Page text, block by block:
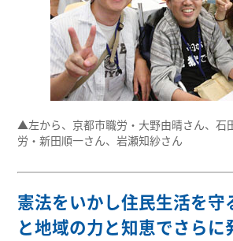
▲左から、京都市職労・大野由晴さん、石
労・新田順一さん、岩瀬知紗さん
憲法をいかし住民生活を守
と地域の力と知恵でさらに